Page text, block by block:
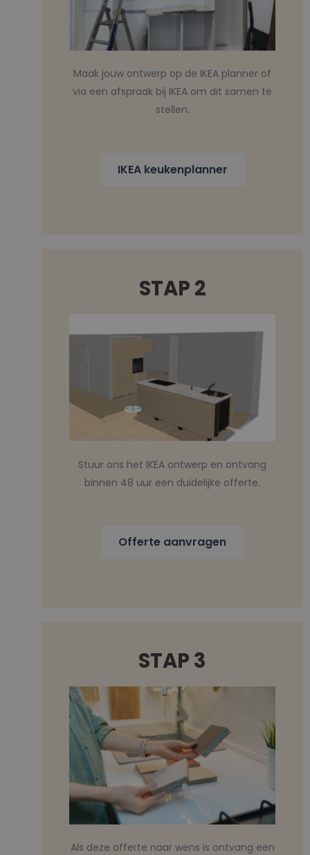
Maak jouw ontwerp op de IKEA planner of
via een afspraak bij IKEA om dit samen te
stellen.
IKEA keukenplanner
STAP 2
Stuur ons het IKEA ontwerp en ontvang
binnen 48 uur een duidelijke offerte.
Offerte aanvragen
STAP 3
Als deze offerte naar wens is ontvang een